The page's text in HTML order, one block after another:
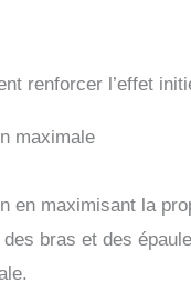
renforcer l’effet
maximale
en maximisant la
bras et des